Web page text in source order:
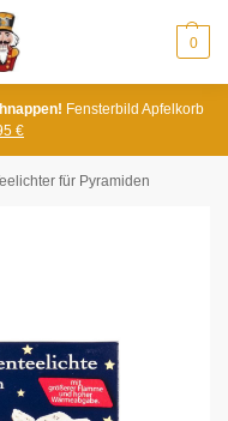
0
Fensterbild Apfelkorb
€
für Pyramiden